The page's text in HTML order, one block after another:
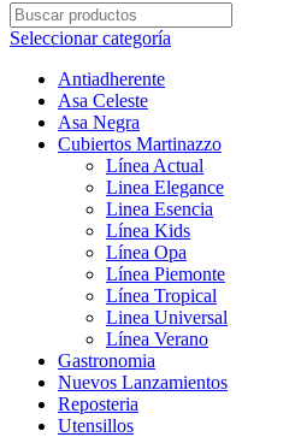
Seleccionar categoría
Antiadherente
Asa Celeste
Asa Negra
Cubiertos Martinazzo
Línea Actual
Linea Elegance
Linea Esencia
Línea Kids
Línea Opa
Línea Piemonte
Línea Tropical
Linea Universal
Línea Verano
Gastronomia
Nuevos Lanzamientos
Reposteria
Utensillos